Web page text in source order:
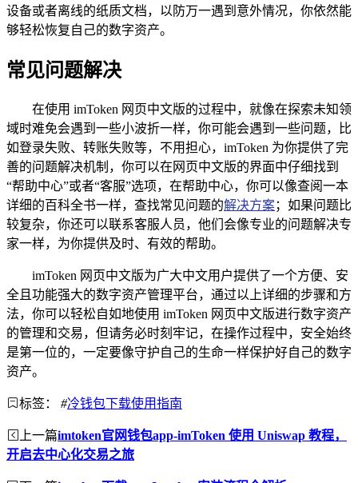
设备或者离线的纸质文档，以防万一遇到意外情况，你依然能
够轻松恢复自己的数字资产。
常见问题解决
在使用 imToken 网页中文版的过程中，就像在探索未知领
域时难免会遇到一些小波折一样，你可能会遇到一些问题，比
如登录失败、转账失败等，不用担心，imToken 为你提供了完
善的问题解决机制，你可以在网页中文版的界面中仔细找到
“帮助中心”或者“客服”选项，在帮助中心，你可以像查阅一本
详细的百科全书一样，查找常见问题的解决方案；如果问题比
较复杂，你还可以联系客服人员，他们会像专业的问题解决专
家一样，为你提供及时、有效的帮助。
imToken 网页中文版为广大中文用户提供了一个方便、安
全且功能强大的数字资产管理平台，通过以上详细的步骤和方
法，你可以轻松自如地使用 imToken 网页中文版进行数字资产
的管理和交易，但请务必时刻牢记，在操作过程中，安全始终
是第一位的，一定要像守护自己的生命一样保护好自己的数字
资产。
标签： #冷钱包下载使用指南
上一篇imtoken官网钱包app-imToken 使用 Uniswap 教程，
开启去中心化交易之旅